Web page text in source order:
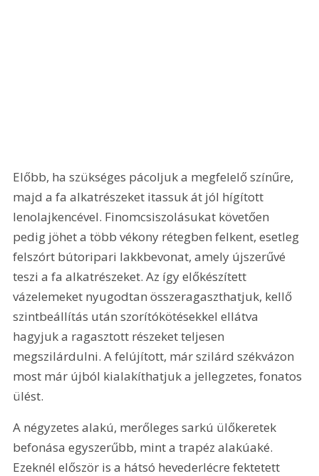
Előbb, ha szükséges pácoljuk a megfelelő színűre,
majd a fa alkatrészeket itassuk át jól hígított
lenolajkencével. Finomcsiszolásukat követően
pedig jöhet a több vékony rétegben felkent, esetleg
felszórt bútoripari lakkbevonat, amely újszerűvé
teszi a fa alkatrészeket. Az így előkészített
vázelemeket nyugodtan összeragaszthatjuk, kellő
szintbeállítás után szorítókötésekkel ellátva
hagyjuk a ragasztott részeket teljesen
megszilárdulni. A felújított, már szilárd székvázon
most már újból kialakíthatjuk a jellegzetes, fonatos
ülést.
A négyzetes alakú, merőleges sarkú ülőkeretek
befonása egyszerűbb, mint a trapéz alakúaké.
Ezeknél először is a hátsó hevederlécre fektetett